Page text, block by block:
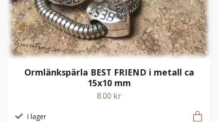
Ormlänkspärla BEST FRIEND i metall ca
15x10 mm
8.00 kr
I lager